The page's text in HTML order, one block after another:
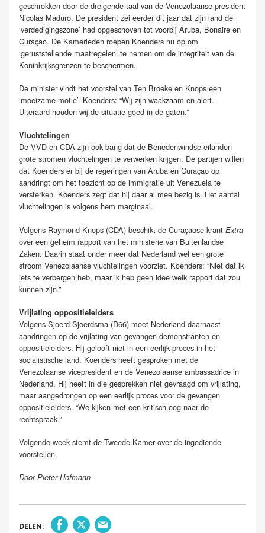
geschrokken door de dreigende taal van de Venezolaanse president
Nicolas Maduro. De president zei eerder dit jaar dat zijn land de
‘verdedigingszone’ had opgeschoven tot voorbij Aruba, Bonaire en
Curaçao. De Kamerleden roepen Koenders nu op om
‘geruststellende maatregelen’ te nemen om de integriteit van de
Koninkrijksgrenzen te beschermen.
De minister vindt het voorstel van Ten Broeke en Knops een
‘moeizame motie’. Koenders: “Wij zijn waakzaam en alert.
Uiteraard houden wij de situatie goed in de gaten.”
Vluchtelingen
De VVD en CDA zijn ook bang dat de Benedenwindse eilanden
grote stromen vluchtelingen te verwerken krijgen. De partijen willen
dat Koenders er bij de regeringen van Aruba en Curaçao op
aandringt om het toezicht op de immigratie uit Venezuela te
versterken. Koenders zegt dat hij daar al mee bezig is. Het aantal
vluchtelingen is volgens hem marginaal.
Volgens Raymond Knops (CDA) beschikt de Curaçaose krant Extra
over een geheim rapport van het ministerie van Buitenlandse
Zaken. Daarin staat onder meer dat Nederland wel een grote
stroom Venezolaanse vluchtelingen voorziet. Koenders: “Niet dat ik
iets te verbergen heb, maar ik heb geen idee welk rapport dat zou
kunnen zijn.”
Vrijlating oppositieleiders
Volgens Sjoerd Sjoerdsma (D66) moet Nederland daarnaast
aandringen op de vrijlating van gevangen demonstranten en
oppositieleiders. Hij gelooft niet in een eerlijk proces in het
socialistische land. Koenders heeft gesproken met de
Venezolaanse vicepresident en de Venezolaanse ambassadrice in
Nederland. Hij heeft in die gesprekken niet gevraagd om vrijlating,
maar aangedrongen op een eerlijk proces voor de gevangen
oppositieleiders. “We kijken met een kritisch oog naar de
rechtspraak.”
Volgende week stemt de Tweede Kamer over de ingediende
voorstellen.
Door Pieter Hofmann
DELEN: